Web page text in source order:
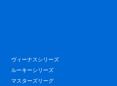
ヴィーナスシリーズ
ルーキーシリーズ
マスターズリーグ